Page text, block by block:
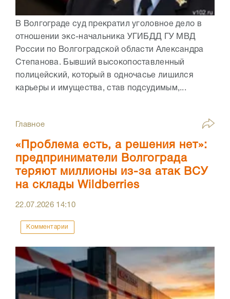
В Волгограде суд прекратил уголовное дело в
отношении экс-начальника УГИБДД ГУ МВД
России по Волгоградской области Александра
Степанова. Бывший высокопоставленный
полицейский, который в одночасье лишился
карьеры и имущества, став подсудимым,...
Главное
«Проблема есть, а решения нет»:
предприниматели Волгограда
теряют миллионы из-за атак ВСУ
на склады Wildberries
22.07.2026 14:10
Комментарии